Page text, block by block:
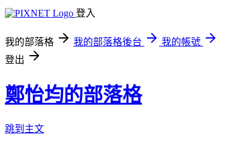
登入
我的部落格 我的部落格後台
我的帳號
登出
鄭怡均的部落格
跳到主文